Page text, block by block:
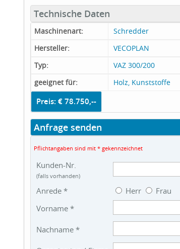
Technische Daten
Maschinenart:
Schredder
Hersteller:
VECOPLAN
Typ:
VAZ 300/200
geeignet für:
Holz, Kunststoffe
Preis: € 78.750,--
Anfrage senden
Pflichtangaben sind mit * gekennzeichnet
Kunden-Nr.
(falls vorhanden)
Anrede * Herr
Frau
Vorname *
Nachname *